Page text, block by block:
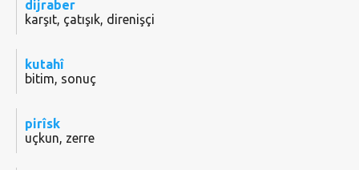
dijraber
karşıt, çatışık, direnişçi
kutahî
bitim, sonuç
pirîsk
uçkun, zerre